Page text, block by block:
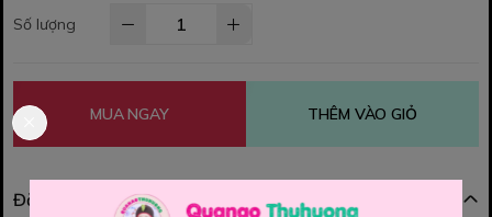
Số lượng
MUA NGAY THÊM VÀO GIỎ
Đặc điểm nổi bật